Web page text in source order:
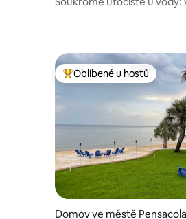
Nejlepší v kategorii
Oblíbené u hostů
Domov ve městě Pensacola